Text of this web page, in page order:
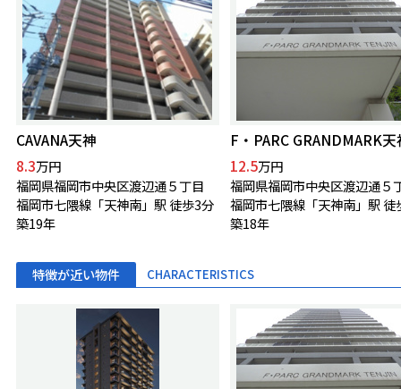
CAVANA天神
8.3万円
福岡県福岡市中央区渡辺通５丁目
福岡市七隈線「天神南」駅 徒歩3分
築19年
F・PARC GRANDMARK天
12.5万円
福岡県福岡市中央区渡辺通５
福岡市七隈線「天神南」駅 徒
築18年
特徴が近い物件 CHARACTERISTICS